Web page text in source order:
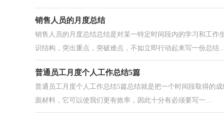
销售人员的月度总结
销售人员的月度总结总结是对某一特定时间段内的学习和工
识结构，突出重点，突破难点，不如立即行动起来写一份总结...
普通员工月度个人工作总结5篇
普通员工月度个人工作总结5篇总结就是把一个时间段取得的
面材料，它可以使我们更有效率，因此十分有必须要写一...